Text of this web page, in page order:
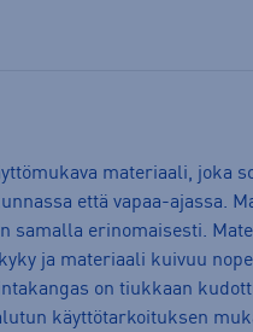
materiaali, joka
että vapaa-ajassa.
samalla erinomaisesti.
ja materiaali kuivuu
on tiukkaan
käyttötarkoituksen